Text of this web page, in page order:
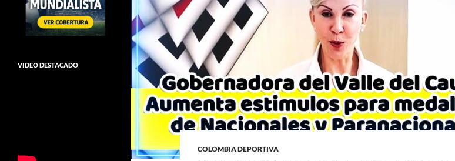
COLOMBIA DEPORTIVA
VIDEO DESTACADO